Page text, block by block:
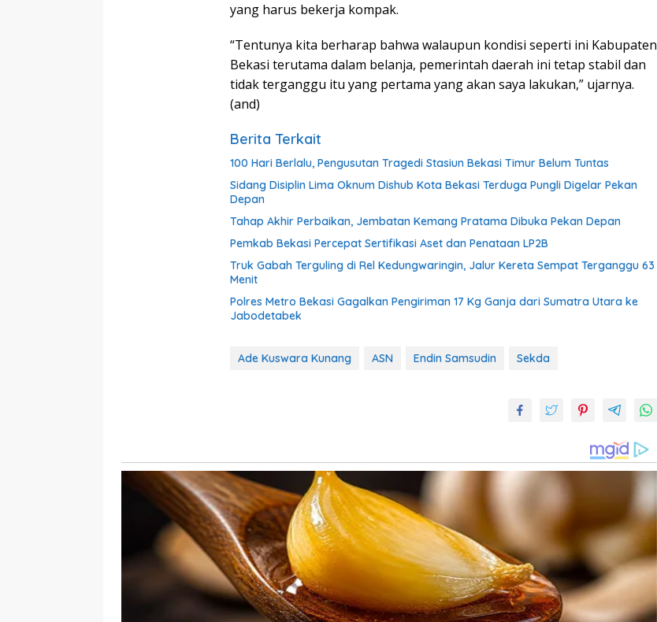
yang harus bekerja kompak.
“Tentunya kita berharap bahwa walaupun kondisi seperti ini Kabupaten
Bekasi terutama dalam belanja, pemerintah daerah ini tetap stabil dan
tidak terganggu itu yang pertama yang akan saya lakukan,” ujarnya.
(and)
Berita Terkait
100 Hari Berlalu, Pengusutan Tragedi Stasiun Bekasi Timur Belum Tuntas
Sidang Disiplin Lima Oknum Dishub Kota Bekasi Terduga Pungli Digelar Pekan
Depan
Tahap Akhir Perbaikan, Jembatan Kemang Pratama Dibuka Pekan Depan
Pemkab Bekasi Percepat Sertifikasi Aset dan Penataan LP2B
Truk Gabah Terguling di Rel Kedungwaringin, Jalur Kereta Sempat Terganggu 63
Menit
Polres Metro Bekasi Gagalkan Pengiriman 17 Kg Ganja dari Sumatra Utara ke
Jabodetabek
Ade Kuswara Kunang ASN Endin Samsudin Sekda